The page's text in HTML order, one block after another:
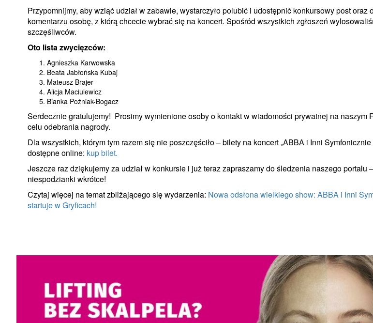
Przypomnijmy, aby wziąć udział w zabawie, wystarczyło polubić i udostępnić konkursowy post oraz
komentarzu osobę, z którą chcecie wybrać się na koncert. Spośród wszystkich zgłoszeń
szczęśliwców.
Oto lista zwycięzców:
Agnieszka Karwowska
Beata Jabłońska Kubaj
Mateusz Brajer
Alicja Maciulewicz
Bianka Poźniak-Bogacz
Serdecznie gratulujemy! Prosimy wymienione osoby o kontakt w wiadomości prywatnej na naszym
celu odebrania nagrody.
Dla wszystkich, którym tym razem się nie poszczęściło – bilety na koncert „ABBA i Inni Symfonicznie
dostępne online: kup bilet.
Jeszcze raz dziękujemy za udział w konkursie i już teraz zapraszamy do śledzenia naszego portalu
niespodzianki wkrótce!
Czytaj więcej na temat zbliżającego się wydarzenia: Nowa odsłona wielkiego show: ABBA i Inni
startuje w Gryficach!